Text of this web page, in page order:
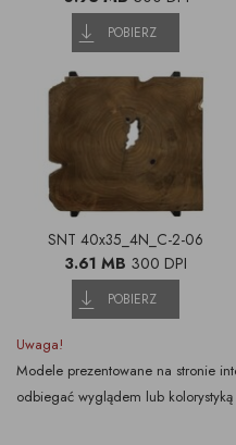
POBIERZ
SNT 40x35_4N_C-2-06
3.61 MB 300 DPI
POBIERZ
Uwaga!
Modele prezentowane na stronie
odbiegać wyglądem lub